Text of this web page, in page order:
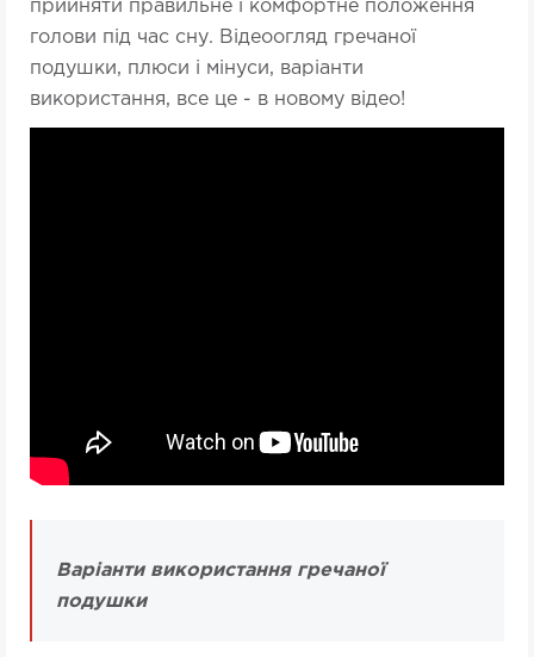
прийняти правильне і комфортне положення
голови під час сну. Відеоогляд гречаної
подушки, плюси і мінуси, варіанти
використання, все це - в новому відео!
Варіанти використання гречаної
подушки